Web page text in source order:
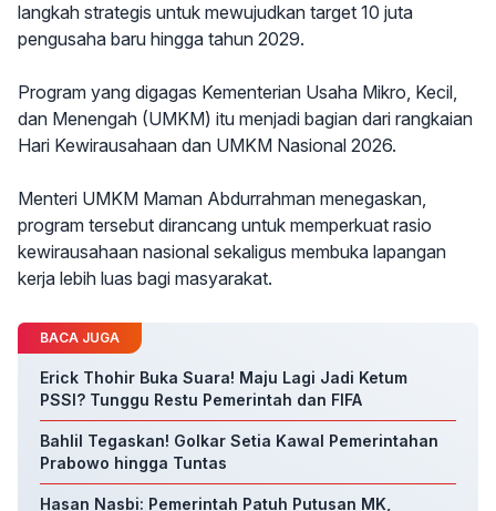
langkah strategis untuk mewujudkan target 10 juta
pengusaha baru hingga tahun 2029.
Program yang digagas Kementerian Usaha Mikro, Kecil,
dan Menengah (UMKM) itu menjadi bagian dari rangkaian
Hari Kewirausahaan dan UMKM Nasional 2026.
Menteri UMKM Maman Abdurrahman menegaskan,
program tersebut dirancang untuk memperkuat rasio
kewirausahaan nasional sekaligus membuka lapangan
kerja lebih luas bagi masyarakat.
BACA JUGA
Erick Thohir Buka Suara! Maju Lagi Jadi Ketum
PSSI? Tunggu Restu Pemerintah dan FIFA
Bahlil Tegaskan! Golkar Setia Kawal Pemerintahan
Prabowo hingga Tuntas
Hasan Nasbi: Pemerintah Patuh Putusan MK,